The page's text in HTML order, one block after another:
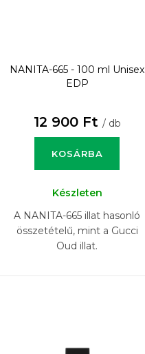
NANITA-665 - 100 ml Unisex
EDP
12 900 Ft / db
KOSÁRBA
Készleten
A NANITA-665 illat hasonló
összetételű, mint a Gucci
Oud illat.